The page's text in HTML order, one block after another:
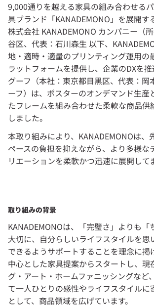
9,000通りを越える家具の組み合わせる
具ブランド「KANADEMONO」を展開す
株式会社 KANADEMONO カンパニー（
谷区、代表：石川森生 以下、
地・適時・適量のプリンティング運用の
ラットフォームを提供し、企業のDXを
グーフ（本社：東京都目黒区、代表：岡
ーフ）は、ポスターのオンデマンド生産
たフレームを組み合わせた柔軟な商品供
しました。
本取り組みにより、KANADEMONOは、
ペースの負担を抑えながら、より多様な
リエーションを柔軟かつ迅速に展開して
取り組みの背景
KANADEMONOは、「完璧さ」よりも「
大切に、自分らしいライフスタイルを思
できるようサポートすることを理念に掲
中心とした家具提案からスタートし、現
グ・アート・ホームファニッシングなど
て一人ひとりの感性やライフスタイルに
として、商品領域を広げています。